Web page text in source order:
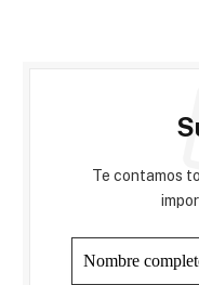
Te contamos